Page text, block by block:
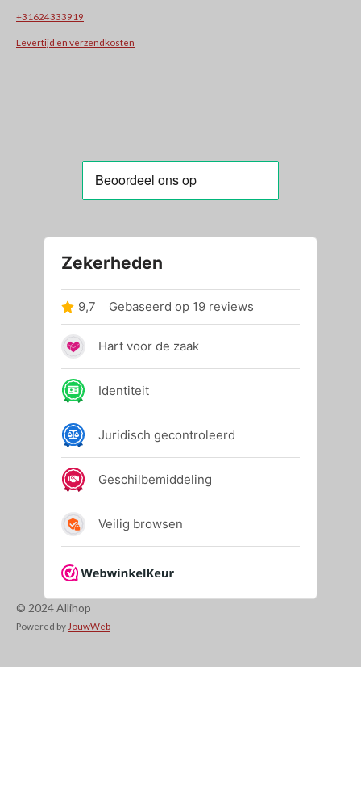
+31624333919
Levertijd en verzendkosten
© 2024 Allihop
Powered by JouwWeb